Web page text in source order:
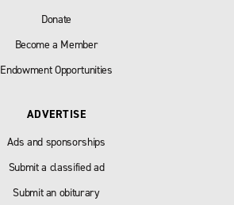
Donate
Become a Member
Endowment Opportunities
ADVERTISE
Ads and sponsorships
Submit a classified ad
Submit an obiturary